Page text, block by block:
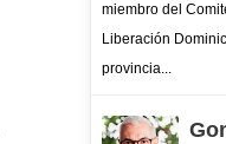
miembro del
Liberación
provincia...